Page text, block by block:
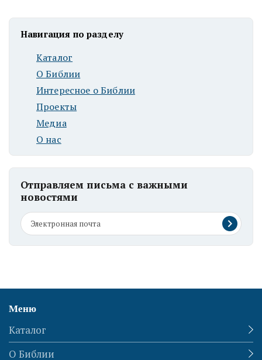
Навигация по разделу
Каталог
О Библии
Интересное о Библии
Проекты
Медиа
О нас
Отправляем письма с важными
новостями
Меню
Каталог
О Библии